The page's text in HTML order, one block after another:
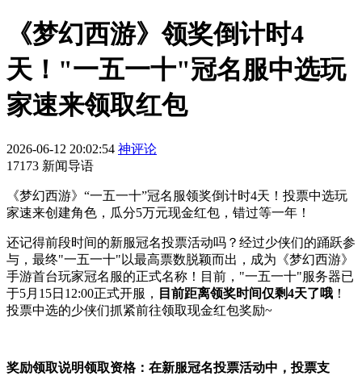
《梦幻西游》领奖倒计时4
天！"一五一十"冠名服中选玩
家速来领取红包
2026-06-12 20:02:54 神评论
17173 新闻导语
《梦幻西游》“一五一十”冠名服领奖倒计时4天！投票中选玩
家速来创建角色，瓜分5万元现金红包，错过等一年！
还记得前段时间的新服冠名投票活动吗？经过少侠们的踊跃参
与，最终"一五一十"以最高票数脱颖而出，成为《梦幻西游》
手游首台玩家冠名服的正式名称！目前，"一五一十"服务器已
于5月15日12:00正式开服，
目前距离领奖时间仅剩4天了哦 ！
投票中选的少侠们抓紧前往领取现金红包奖励~
奖励领取说明领取资格：在新服冠名投票活动中，投票支